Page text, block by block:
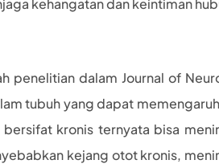
kehangatan dan keintiman
penelitian dalam Journal of
tubuh yang dapat
kronis ternyata bisa
kejang otot kronis,